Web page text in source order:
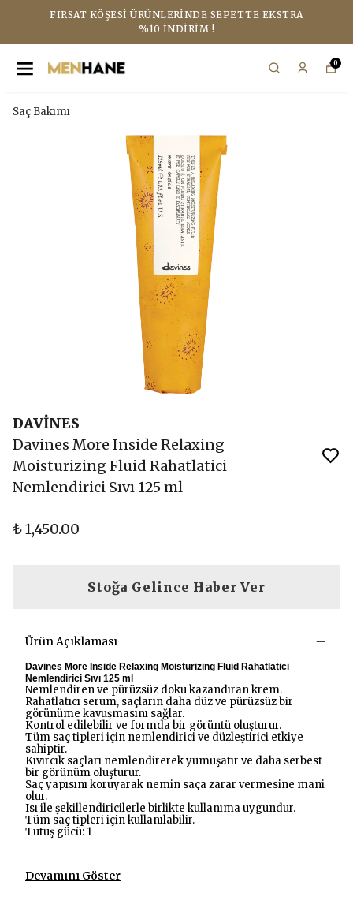
FIRSAT KÖŞESI ÜRÜNLERINDE SEPETTE EKSTRA
%10 İNDIRIM !
0
Saç Bakımı
DAVİNES
Davines More Inside Relaxing
Moisturizing Fluid Rahatlatici
Nemlendirici Sıvı 125 ml
₺ 1,450.00
Stoğa Gelince Haber Ver
Ürün Açıklaması
Davines More Inside Relaxing Moisturizing Fluid Rahatlatici
Nemlendirici Sıvı 125 ml
Nemlendiren ve pürüzsüz doku kazandıran krem.
Rahatlatıcı serum, saçların daha düz ve pürüzsüz bir
görünüme kavuşmasını sağlar.
Kontrol edilebilir ve formda bir görüntü oluşturur.
Tüm saç tipleri için nemlendirici ve düzleştirici etkiye
sahiptir.
Kıvırcık saçları nemlendirerek yumuşatır ve daha serbest
bir görünüm oluşturur.
Saç yapısını koruyarak nemin saça zarar vermesine mani
olur.
Isı ile şekillendiricilerle birlikte kullanıma uygundur.
Tüm saç tipleri için kullanılabilir.
Tutuş gücü: 1
Devamını Göster